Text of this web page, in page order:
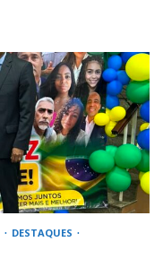
DESTAQUES